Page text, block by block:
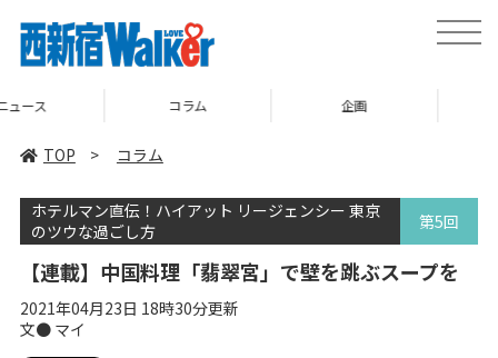
toggle
TOP > コラム
ホテルマン直伝！ハイアット リージェンシー 東京
のツウな過ごし方
第5回
【連載】中国料理「翡翠宮」で壁を跳ぶスープを
2021年04月23日 18時30分更新
文● マイ